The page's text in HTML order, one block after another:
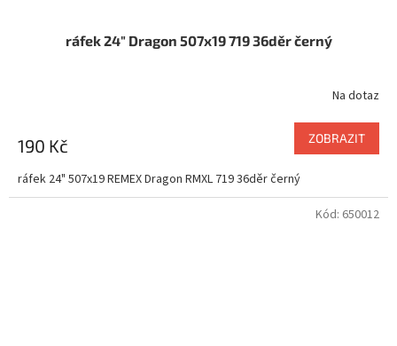
ráfek 24" Dragon 507x19 719 36děr černý
Na dotaz
190 Kč ZOBRAZIT
ráfek 24" 507x19 REMEX Dragon RMXL 719 36děr černý
Kód: 650012